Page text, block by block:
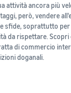
attività ancora più
però, vendere
sfide, soprattutto
da rispettare. Scopri
di commercio
doganali.